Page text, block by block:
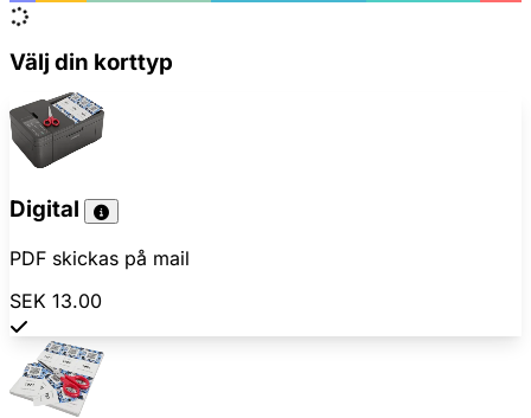
Välj din korttyp
Digital
PDF skickas på mail
SEK 13.00